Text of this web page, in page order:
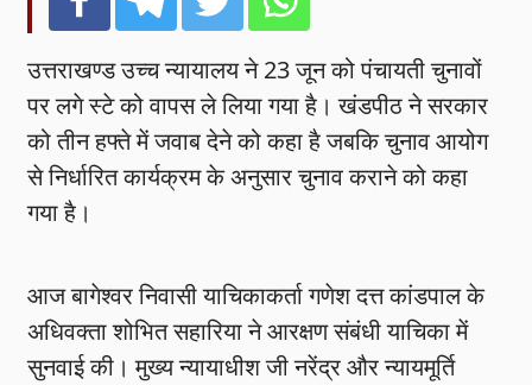
उत्तराखण्ड उच्च न्यायालय ने 23 जून को पंचायती चुनावों
पर लगे स्टे को वापस ले लिया गया है। खंडपीठ ने सरकार
को तीन हफ्ते में जवाब देने को कहा है जबकि चुनाव आयोग
से निर्धारित कार्यक्रम के अनुसार चुनाव कराने को कहा
गया है।
आज बागेश्वर निवासी याचिकाकर्ता गणेश दत्त कांडपाल के
अधिवक्ता शोभित सहारिया ने आरक्षण संबंधी याचिका में
सुनवाई की। मुख्य न्यायाधीश जी नरेंद्र और न्यायमूर्ति